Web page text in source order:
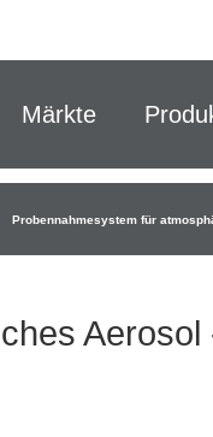
Märkte
Probennahmesystem für
Aerosol